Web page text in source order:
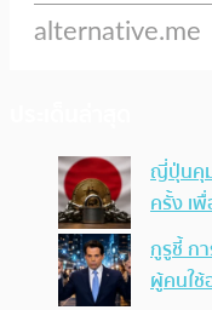
ญี่ปุ่นคุม
ครั้ง เ
กูรูชี้ ก
ผู้คนใช้